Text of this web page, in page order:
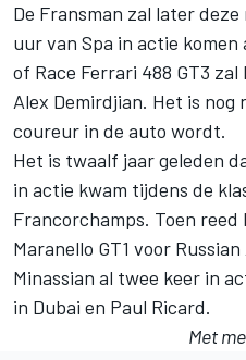
De Fransman zal later
uur van Spa in actie komen
of Race Ferrari 488 GT3
Alex Demirdjian. Het is
coureur in de auto wordt.
Het is twaalf jaar geleden
in actie kwam tijdens de
Francorchamps. Toen reed
Maranello GT1 voor
Minassian al twee keer in
in Dubai en Paul Ricard.
Met